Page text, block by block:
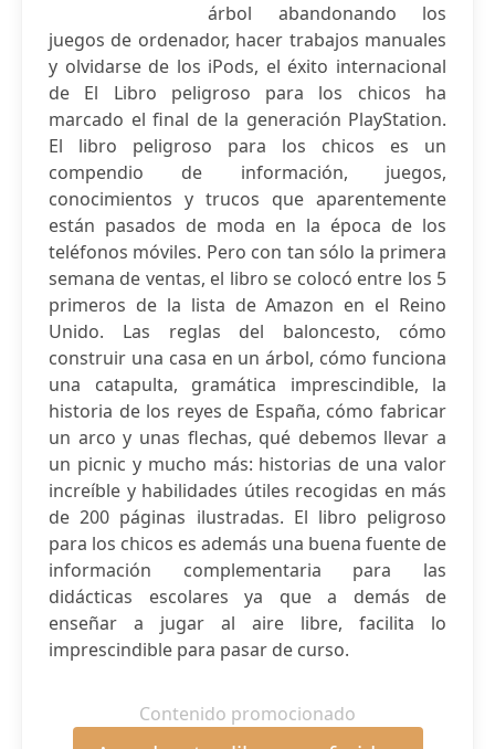
árbol abandonando los
juegos de ordenador, hacer trabajos manuales
y olvidarse de los iPods, el éxito internacional
de El Libro peligroso para los chicos ha
marcado el final de la generación PlayStation.
El libro peligroso para los chicos es un
compendio de información, juegos,
conocimientos y trucos que aparentemente
están pasados de moda en la época de los
teléfonos móviles. Pero con tan sólo la primera
semana de ventas, el libro se colocó entre los 5
primeros de la lista de Amazon en el Reino
Unido. Las reglas del baloncesto, cómo
construir una casa en un árbol, cómo funciona
una catapulta, gramática imprescindible, la
historia de los reyes de España, cómo fabricar
un arco y unas flechas, qué debemos llevar a
un picnic y mucho más: historias de una valor
increíble y habilidades útiles recogidas en más
de 200 páginas ilustradas. El libro peligroso
para los chicos es además una buena fuente de
información complementaria para las
didácticas escolares ya que a demás de
enseñar a jugar al aire libre, facilita lo
imprescindible para pasar de curso.
Contenido promocionado